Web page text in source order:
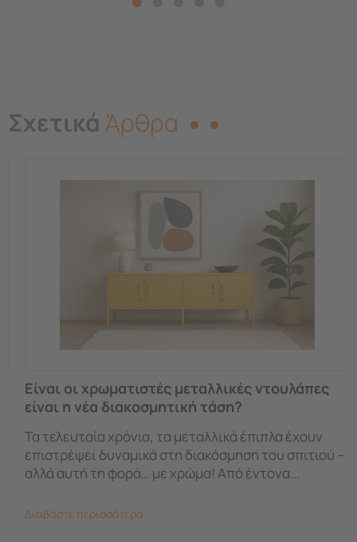
Σχετικά Άρθρα
Είναι οι χρωματιστές μεταλλικές ντουλάπες
είναι η νέα διακοσμητική τάση?
Τα τελευταία χρόνια, τα μεταλλικά έπιπλα έχουν
επιστρέψει δυναμικά στη διακόσμηση του σπιτιού –
αλλά αυτή τη φορά… με χρώμα! Από έντονα...
Διαβάστε περισσότερα